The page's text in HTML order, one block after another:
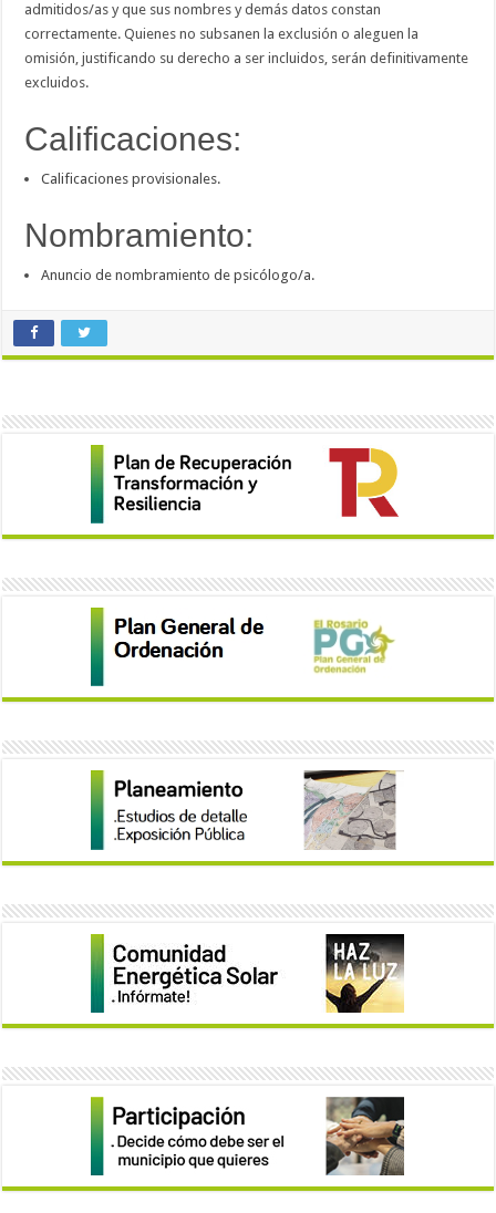
admitidos/as y que sus nombres y demás datos constan
correctamente. Quienes no subsanen la exclusión o aleguen la
omisión, justificando su derecho a ser incluidos, serán definitivamente
excluidos.
Calificaciones:
Calificaciones provisionales.
Nombramiento:
Anuncio de nombramiento de psicólogo/a.